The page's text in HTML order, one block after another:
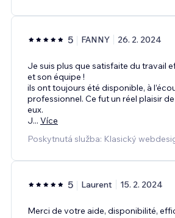
5 FANNY 26. 2. 2024
Je suis plus que satisfaite du travail
et son équipe !
ils ont toujours été disponible, à
professionnel. Ce fut un réel plaisir
eux.
J... Více
Poskytnutá služba: Klasický
5 Laurent 15. 2. 2024
Merci de votre aide, disponibilité,